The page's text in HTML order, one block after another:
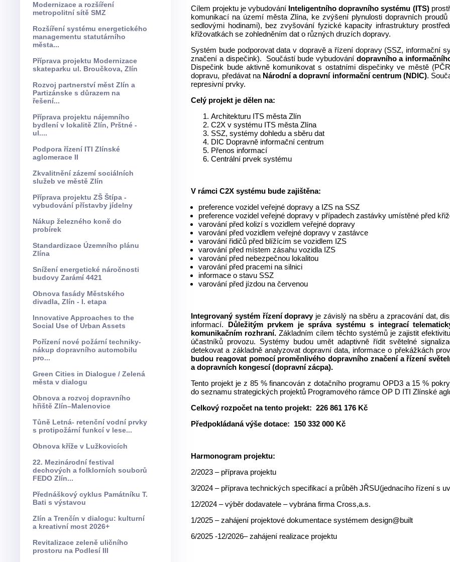
Modernizace a rozšíření
metropolitní sítě SMZ
Rozšíření systému energetického
managementu statutárního
města...
Příprava projektu Modernizace
skateparku ul. Broučkova, Zlín
Rozvoj partnerství měst Zlín a
Partizánske s důrazem na
řešení...
Příprava projektu nájemního
bydlení v lokalitě Zlín, Prštné -
ul....
Podpora řízení ITI Zlínské
aglomerace II
Zkvalitnění zázemí sociálních
služeb ve městě Zlín
Příprava projektu ZŠ Štípa -
vybudování přístavby jídelny
Nákup železného koně do
probírek
Standardizace Územního plánu
Zlína
Snížení energetické náročnosti
budovy Zarámí 4421
Obnova fasády Městského
divadla, Zlín - I. etapa
Innovative Approaches to the
Social Use of Urban Assets
Pořízení nové požární techniky-
nákup dopravního automobilu
pro...
Green Cities in Dialogue / Zelená
města v dialogu
Obnova a rozvoj dopravního
hřiště Zlín–Malenovice
Tůně Letná- retenční vodní prvky
s protipožární funkcí v lese...
Obnova kříže v Lužkovicích
22. Mezinárodní festival
dechových a folklorních souborů
FEDO Zlín...
Přednáškový cyklus Památníku T.
Bati s výstavou
Zlín a Trenčín v dialogu: kulturní
a kreativní most 2026+
Revitalizace zeleně uličního
prostoru na Podlesí III
Cílem projektu je vybudování Inteligentního dopravního systému (ITS)
komunikací na území města Zlína, ke zvýšení plynulosti dopravních
sedlovými hodinami), bez zvyšování fyzické kapacity infrastruktury
křižovatkách se zohledněním dat o různých druzích dopravy.
Systém bude podporovat data v dopravě a řízení dopravy (SSZ, informační
značení a dispečink). Součástí bude vybudování dopravního a
Dispečink bude aktivně komunikovat s ostatními dispečinky ve městě
dopravu, předávat na Národní a dopravní informační centrum (NDIC).
represivní prvky.
Celý projekt jedělen na:
Architekturu ITS města Zlín
C2X v systému ITS města Zlína
SSZ, systémy dohledu a sběru dat
DIC Dopravně informační centrum
Přenos informací
Centrální prvek systému
V rámci C2X systému bude zajištěna:
preference vozidel veřejné dopravy a IZS na SSZ
preference vozidel veřejné dopravy v případech zastávky umístěné před
varování před kolizí s vozidlem veřejné dopravy
varování před vozidlem veřejné dopravy v zastávce
varování řidičů před blížícím se vozidlem IZS
varování před místem zásahu vozidla IZS
varování před nebezpečnou lokalitou
varování před pracemi na silnici
informace o stavu SSZ
varování před jízdou na červenou
Integrovaný systém řízení dopravyje závislý na sběru a zpracování dat,
informací. Důležitým prvkem je správa systému s integrací
komunikačním rozhraní.Základním cílem těchto systémů je zajistit
účastníků provozu. Systémy budou umět adaptivně řídit světelné
detekovat a základně analyzovat dopravní data, informace o překážkách
budou reagovat pomocí proměnlivého dopravního značení a řízení
a dopravních kongescí (dopravní zácpa).
Tento projekt je z 85 % financován z dotačního programu OPD3 a 15 %
do seznamu strategických projektů Programového rámce OP D ITI Zlínské
Celkový rozpočet na tento projekt:226 861 176 Kč
Předpokládaná výše dotace: 150 332 000 Kč
Harmonogram projektu:
2/2023 – příprava projektu
3/2024 – příprava technických specifikací a průběh JŘSU(jednacího řízení s
12/2024 – výběr dodavatele – vybrána firma Cross,a.s.
1/2025 – zahájení projektové dokumentace systémem design@built
6/2025 -12/2026– zahájení realizace projektu